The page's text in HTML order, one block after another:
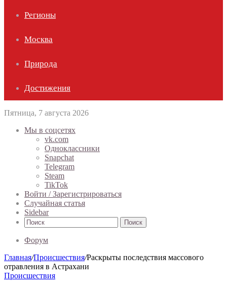
Регионы
Москва
Природа
Достижения
Пятница, 7 августа 2026
Мы в соцсетях
vk.com
Одноклассники
Snapchat
Telegram
Steam
TikTok
Войти / Зарегистрироваться
Случайная статья
Sidebar
Поиск
Форум
Главная/Происшествия/Раскрыты последствия массового
отравления в Астрахани
Происшествия